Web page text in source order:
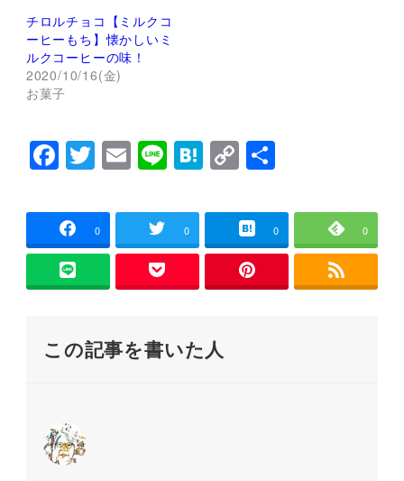
ウ
ィ
ン
ド
ウ
で
開
)
て
く
だ
さ
い
(
ィ
ン
ド
き
ま
す
)
チロルチョコ【ミルクコ
ーヒーもち】懐かしいミ
ルクコーヒーの味！
2020/10/16(金)
お菓子
F
c
e
b
o
k
T
tt
er
E
ai
l
Li
e
H
e
n
C
p
y
Li
n
共
0 0 0 0
この記事を書いた人